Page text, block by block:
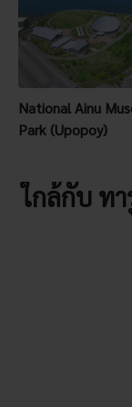
National Ainu
Park (Upopoy)
ใกล้กับ ทา